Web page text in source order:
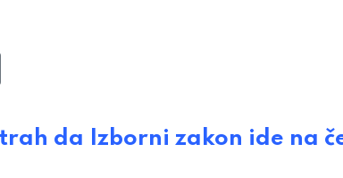
da Izborni zakon ide na